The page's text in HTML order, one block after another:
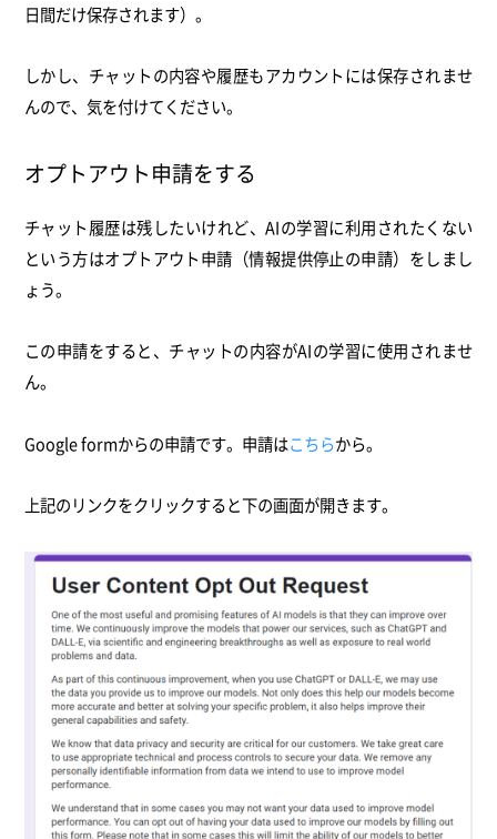
日間だけ保存されます）。
しかし、チャットの内容や履歴もアカウントには保存されませ
んので、気を付けてください。
オプトアウト申請をする
チャット履歴は残したいけれど、AIの学習に利用されたくない
という方はオプトアウト申請（情報提供停止の申請）をしまし
ょう。
この申請をすると、チャットの内容がAIの学習に使用されませ
ん。
Google formからの申請です。 申請はこちらから。
上記のリンクをクリックすると下の画面が開きます。